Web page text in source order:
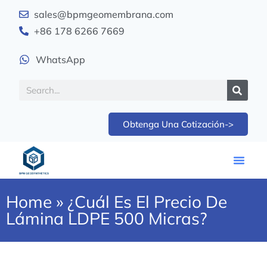
sales@bpmgeomembrana.com
+86 178 6266 7669
WhatsApp
Obtenga Una Cotización->
Home » ¿Cuál Es El Precio De
Lámina LDPE 500 Micras?